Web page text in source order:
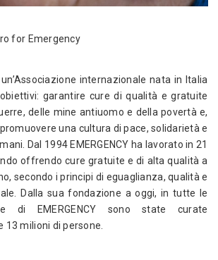
for Emergency
un’Associazione internazionale nata in Italia
garantire cure di qualità e gratuite
delle mine antiuomo e della povertà e,
una cultura di pace, solidarietà e
Dal 1994 EMERGENCY ha lavorato in 21
offrendo cure gratuite e di alta qualità a
secondo i principi di eguaglianza, qualità e
Dalla sua fondazione a oggi, in tutte le
di EMERGENCY sono state curate
milioni di persone.